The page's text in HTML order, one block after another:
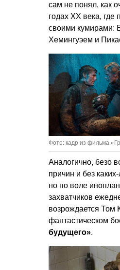
сам не понял, как
годах ХХ века, где
своими кумирами:
Хемингуэем и
Фото: кадр из фильма
Аналогично, безо
причин и без
но по воле
захватчиков
возрождается Том
фантастическом
будущего».